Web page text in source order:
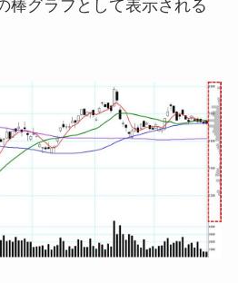
棒グラフとして表示される